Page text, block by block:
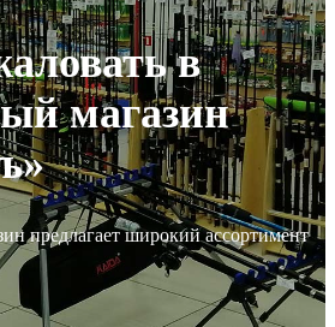
в
магазин
предлагает широкий ассортимент